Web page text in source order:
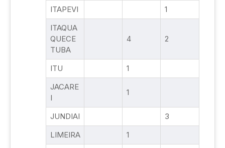
ITAPEVI
1
ITAQUA
QUECE
TUBA
4 2
ITU
1
JACARE
I
1
JUNDIAI
3
LIMEIRA
1